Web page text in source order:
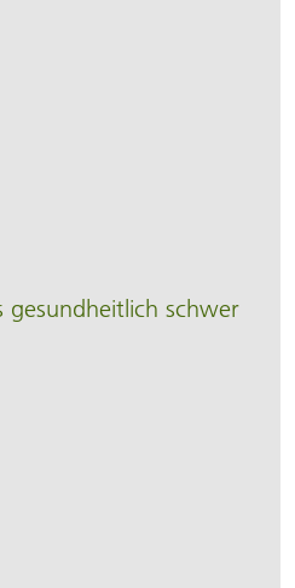
gesundheitlich schwer